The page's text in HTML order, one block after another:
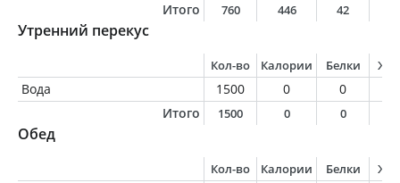
Итого
760 446 42
Утренний перекус
Кол-во Калории Белки
Вода 1500 0 0
Итого
1500 0 0
Обед
Кол-во Калории Белки